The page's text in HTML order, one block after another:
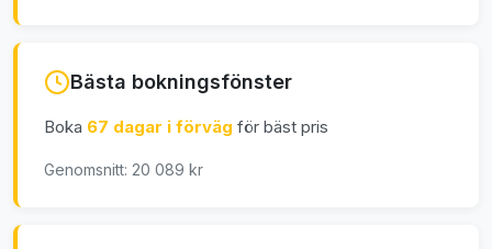
Bästa bokningsfönster
Boka 67 dagar i förväg för bäst pris
Genomsnitt: 20 089 kr